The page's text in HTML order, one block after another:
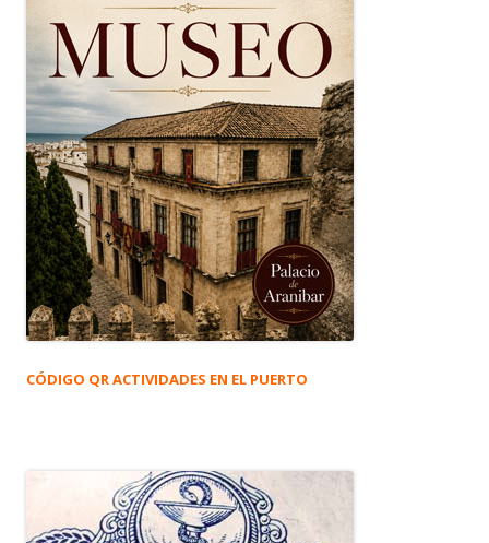
CÓDIGO QR ACTIVIDADES EN EL PUERTO